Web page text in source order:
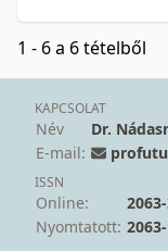
1 - 6 a 6 tételből
KAPCSOLAT
Név
Dr.
E-mail:
ISSN
Online:
Nyomtatott: